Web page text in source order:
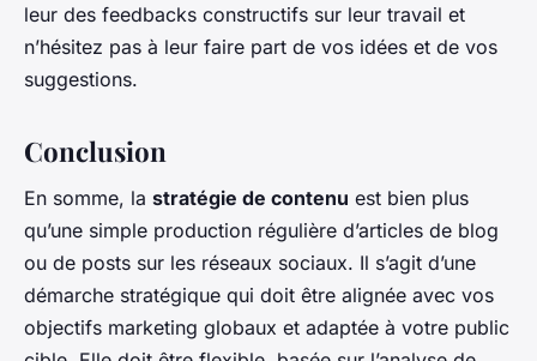
leur des feedbacks constructifs sur leur travail et
n’hésitez pas à leur faire part de vos idées et de vos
suggestions.
Conclusion
En somme, la stratégie de contenu est bien plus
qu’une simple production régulière d’articles de blog
ou de posts sur les réseaux sociaux. Il s’agit d’une
démarche stratégique qui doit être alignée avec vos
objectifs marketing globaux et adaptée à votre public